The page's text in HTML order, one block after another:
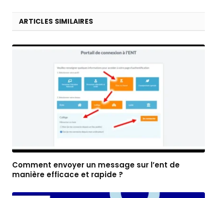
ARTICLES SIMILAIRES
Comment envoyer un message sur l’ent de
manière efficace et rapide ?